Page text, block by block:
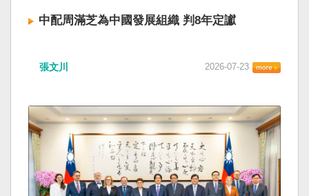
中配周滿芝為中國發展組織 判8年定讞
張文川 2026-07-23